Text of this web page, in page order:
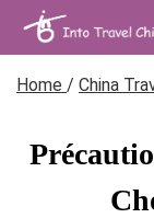
Home / China